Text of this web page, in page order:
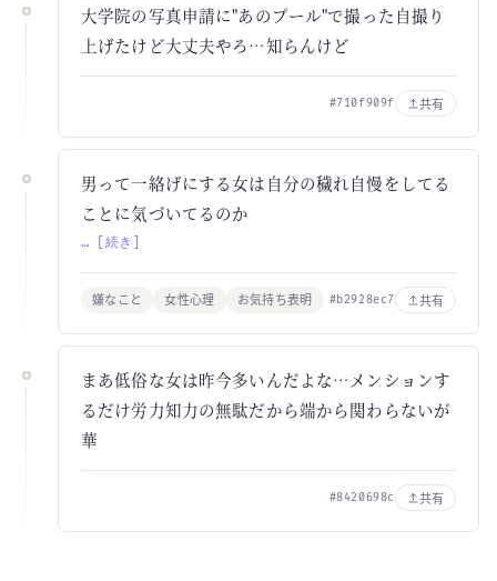
大学院の写真申請に"あのプール"で撮った自撮り
上げたけど大丈夫やろ…知らんけど
#710f909f 共有
男って一絡げにする女は自分の穢れ自慢をしてる
ことに気づいてるのか
… [続き]
嫌なこと 女性心理 お気持ち表明 #b2928ec7 共有
まあ低俗な女は昨今多いんだよな…メンションす
るだけ労力知力の無駄だから端から関わらないが
華
#8420698c 共有